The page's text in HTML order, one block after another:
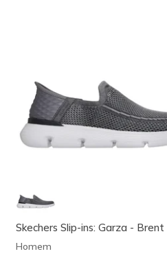
Skechers Slip-ins: Garza - Brent
Homem